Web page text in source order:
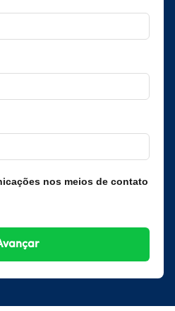
nos meios de contato